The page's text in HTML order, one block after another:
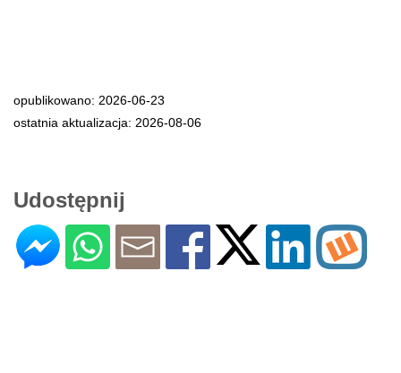
opublikowano: 2026-06-23
ostatnia aktualizacja: 2026-08-06
Udostępnij